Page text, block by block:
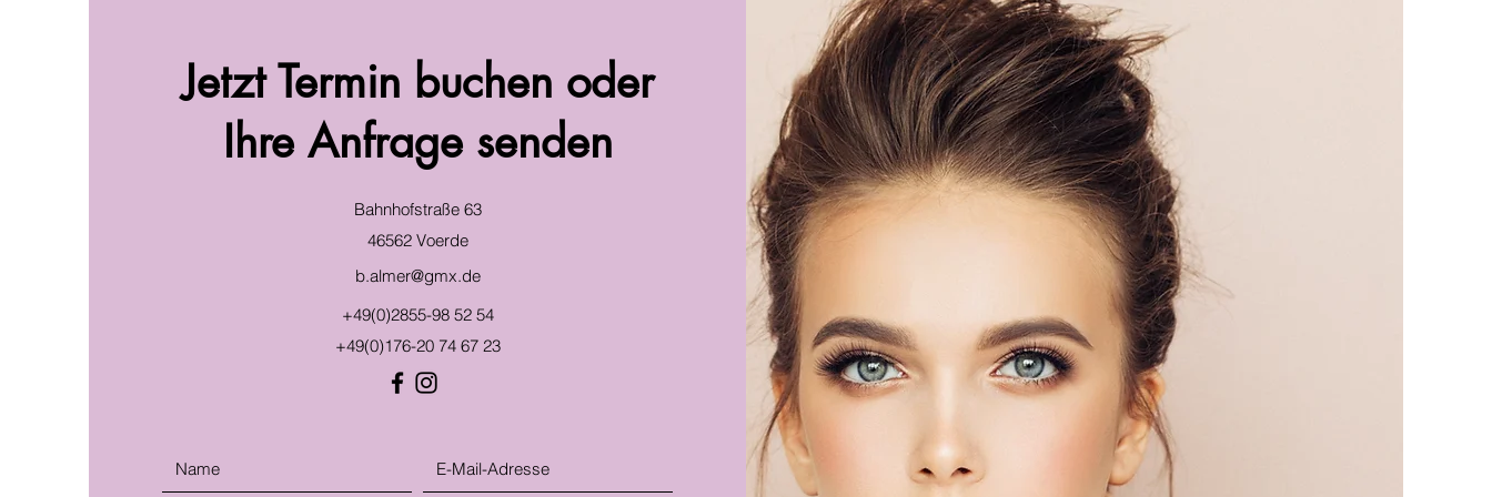
Jetzt Termin buchen oder
Ihre Anfrage senden
Bahnhofstraße 63
46562 Voerde
b.almer@gmx.de
+49(0)2855-98 52 54
+49(0)176-20 74 67 23